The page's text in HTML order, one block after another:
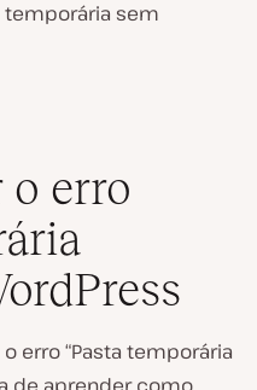
sem
erro
erro “Pasta temporária